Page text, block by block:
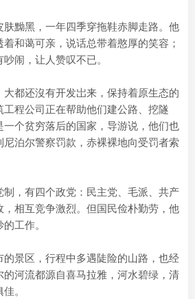
肤黝黑，一年四季穿拖鞋赤脚走路。他
和蔼可亲，说话总带着憨厚的笑容；
闹，让人赞叹不已。
大都还沒有开发岀来，保持着原生态的
程公司正在帮助他们建公路、挖隧
个贫穷落后的国家，导游说，他们也
泊尔警察罚款，赤裸裸地向受罚者索
，有四个政党：民主党、毛派、共产
，相互竞争激烈。但国民俭朴勤劳，他
工作。
景区，行程中多遇陡险的山路，也经
河流都源自喜马拉雅，河水碧绿，清
。